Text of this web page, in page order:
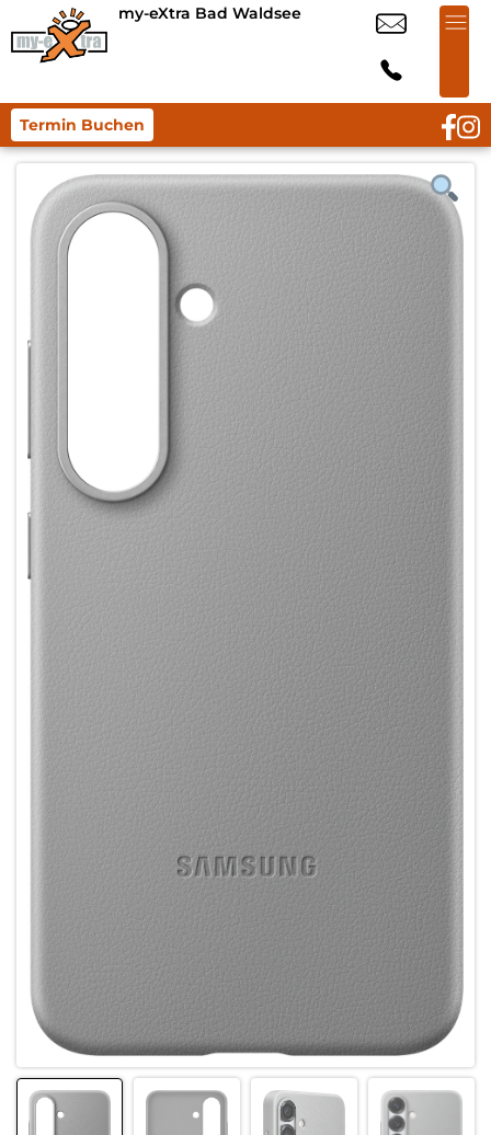
my-eXtra Bad Waldsee
Termin Buchen